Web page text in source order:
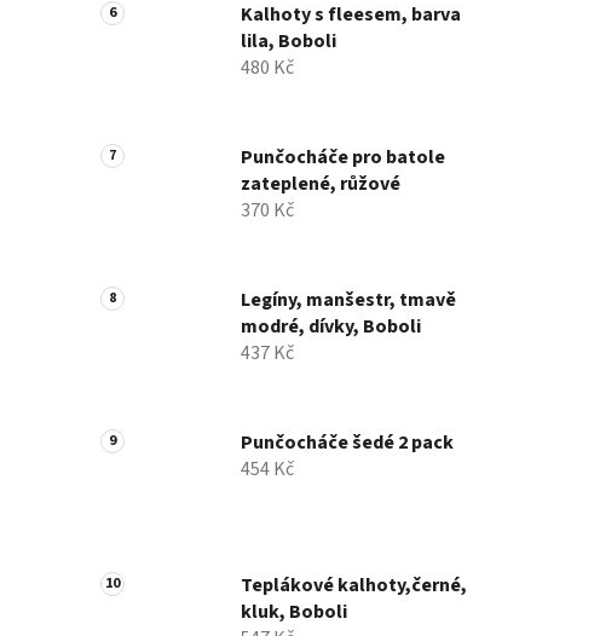
Kalhoty s fleesem, barva
lila, Boboli
480 Kč
Punčocháče pro batole
zateplené, růžové
370 Kč
Legíny, manšestr, tmavě
modré, dívky, Boboli
437 Kč
Punčocháče šedé 2 pack
454 Kč
Teplákové kalhoty,černé,
kluk, Boboli